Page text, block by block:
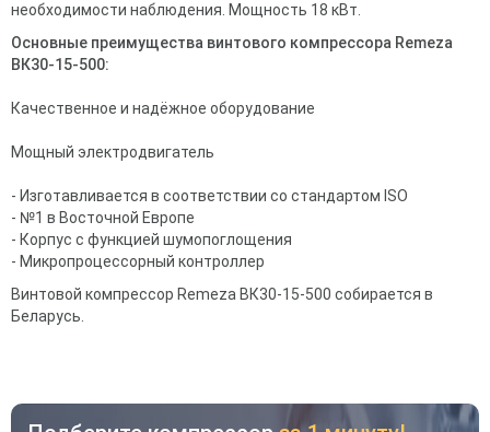
необходимости наблюдения. Мощность 18 кВт.
Основные преимущества винтового компрессора Remeza
ВК30-15-500:
Качественное и надёжное оборудование
Мощный электродвигатель
- Изготавливается в соответствии со стандартом ISO
- №1 в Восточной Европе
- Корпус с функцией шумопоглощения
- Микропроцессорный контроллер
Винтовой компрессор Remeza ВК30-15-500 собирается в
Беларусь.